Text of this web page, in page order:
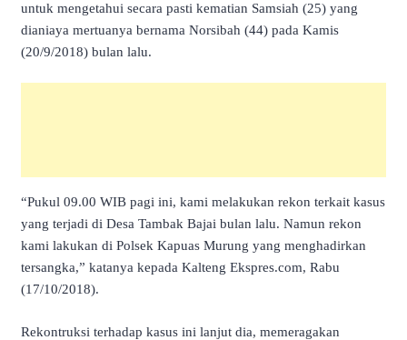
untuk mengetahui secara pasti kematian Samsiah (25) yang
dianiaya mertuanya bernama Norsibah (44) pada Kamis
(20/9/2018) bulan lalu.
“Pukul 09.00 WIB pagi ini, kami melakukan rekon terkait kasus
yang terjadi di Desa Tambak Bajai bulan lalu. Namun rekon
kami lakukan di Polsek Kapuas Murung yang menghadirkan
tersangka,” katanya kepada Kalteng Ekspres.com, Rabu
(17/10/2018).
Rekontruksi terhadap kasus ini lanjut dia, memeragakan